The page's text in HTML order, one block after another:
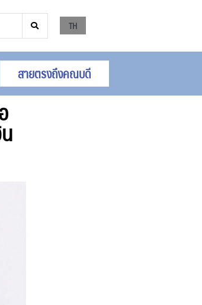
TH
สายตรงถึงคณบดี